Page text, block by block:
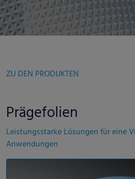
ZU DEN PRODUKTEN
Prägefolien
Leistungsstarke Lösungen für eine
Anwendungen